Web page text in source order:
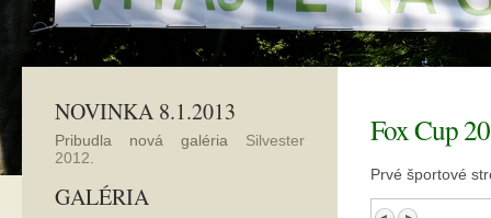
Fox Cup
Prvé športové
NOVINKA 8.1.2013
Pribudla nová galéria Silvester
2012
GALÉRIA